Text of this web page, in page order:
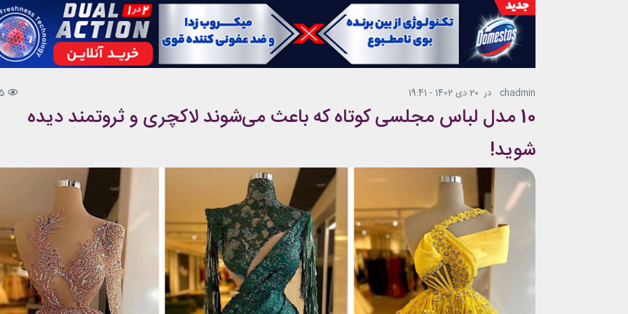
chadmin در 20 دی 1402 - 19:41
10 مدل لباس مجلسی کوتاه که باعث می‌شوند لاکچری و ثروتمند دیده
شوید!